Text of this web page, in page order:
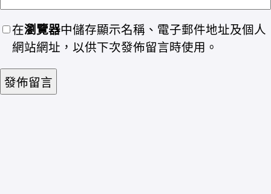
在瀏覽器中儲存顯示名稱、電子郵件地址及個人
網站網址，以供下次發佈留言時使用。